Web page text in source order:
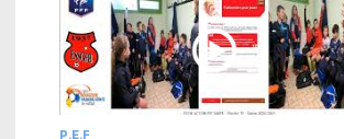
P.E.F